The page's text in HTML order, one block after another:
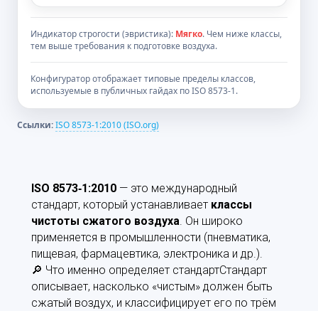
Индикатор строгости (эвристика): Мягко. Чем ниже классы,
тем выше требования к подготовке воздуха.
Конфигуратор отображает типовые пределы классов,
используемые в публичных гайдах по ISO 8573‑1.
Ссылки:ISO 8573‑1:2010 (ISO.org)
ISO 8573‑1:2010 — это международный
стандарт, который устанавливает классы
чистоты сжатого воздуха . Он широко
применяется в промышленности (пневматика,
пищевая, фармацевтика, электроника и др.).
🔎 Что именно определяет стандартСтандарт
описывает, насколько «чистым» должен быть
сжатый воздух, и классифицирует его по трём